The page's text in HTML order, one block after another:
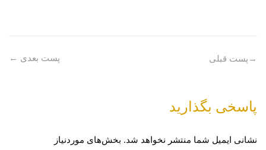
→ پست قبلی پست بعدی ←
پاسخی بگذارید
نشانی ایمیل شما منتشر نخواهد شد. بخش‌های موردنیاز